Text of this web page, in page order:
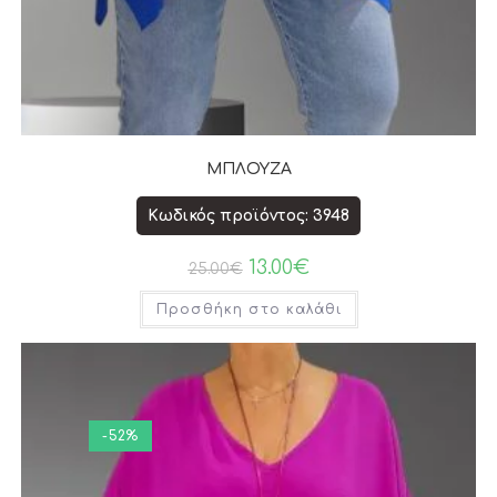
ΜΠΛΟΥΖΑ
Κωδικός προϊόντος: 3948
25.00€ 13.00€
Προσθήκη στο καλάθι
-52%